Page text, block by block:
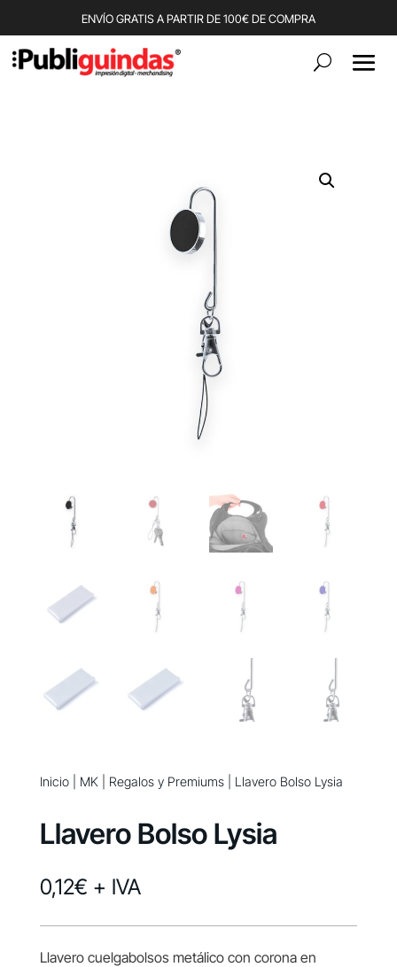
ENVÍO GRATIS A PARTIR DE 100€ DE COMPRA
Inicio| MK| Regalos y Premiums| Llavero Bolso Lysia
Llavero Bolso Lysia
0,12€ + IVA
Llavero cuelgabolsos metálico con corona en